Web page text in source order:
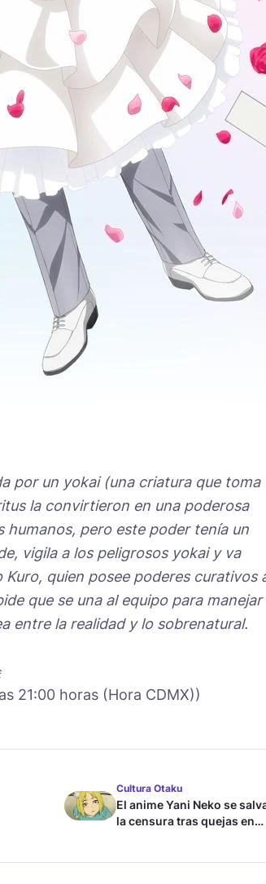
por un yokai (una criatura que toma
la convirtieron en una poderosa
humanos, pero este poder tenía un
vigila a los peligrosos yokai y va
quien posee poderes curativos
que se una al equipo para manejar
entre la realidad y lo sobrenatural.
21:00 horas (Hora CDMX))
Cultura Otaku
El anime Yani Neko se
la censura tras quejas en